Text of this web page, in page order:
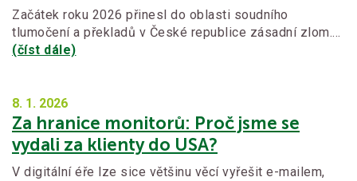
Začátek roku 2026 přinesl do oblasti soudního
tlumočení a překladů v České republice zásadní zlom.…
(číst dále)
8. 1. 2026
Za hranice monitorů: Proč jsme se
vydali za klienty do USA?
V digitální éře lze sice většinu věcí vyřešit e-mailem,